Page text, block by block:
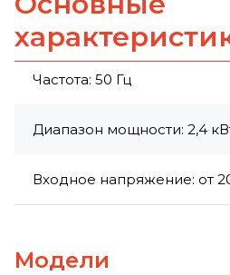
Частота: 50 Гц
Диапазон мощности: 2,4
Входное напряжение: от
Модели